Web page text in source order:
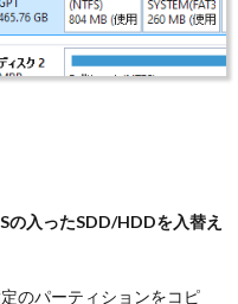
入ったSDD/HDDを入替え
のパーティションをコピ